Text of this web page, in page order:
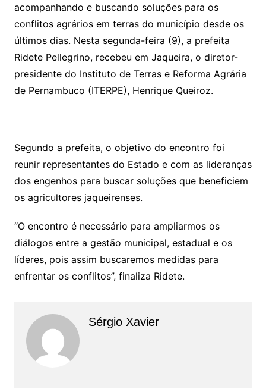
acompanhando e buscando soluções para os
conflitos agrários em terras do município desde os
últimos dias. Nesta segunda-feira (9), a prefeita
Ridete Pellegrino, recebeu em Jaqueira, o diretor-
presidente do Instituto de Terras e Reforma Agrária
de Pernambuco (ITERPE), Henrique Queiroz.
Segundo a prefeita, o objetivo do encontro foi
reunir representantes do Estado e com as lideranças
dos engenhos para buscar soluções que beneficiem
os agricultores jaqueirenses.
“O encontro é necessário para ampliarmos os
diálogos entre a gestão municipal, estadual e os
líderes, pois assim buscaremos medidas para
enfrentar os conflitos”, finaliza Ridete.
Sérgio Xavier